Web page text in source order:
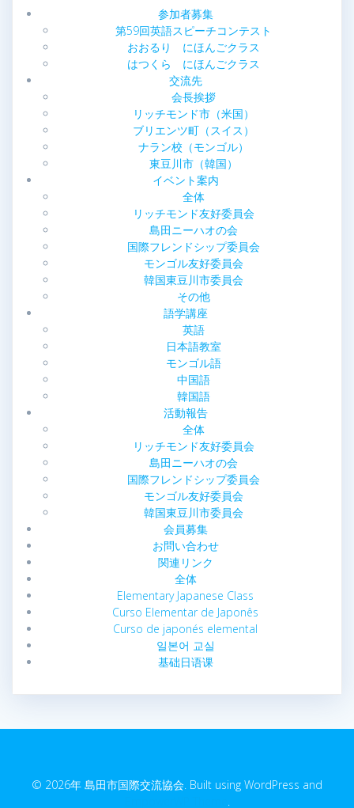
ー
ョ
参加者募集
第59回英語スピーチコンテスト
おおるり にほんごクラス
はつくら にほんごクラス
交流先
会長挨拶
リッチモンド市（米国）
ブリエンツ町（スイス）
ナラン校（モンゴル）
東豆川市（韓国）
イベント案内
全体
リッチモンド友好委員会
島田ニーハオの会
国際フレンドシップ委員会
モンゴル友好委員会
韓国東豆川市委員会
その他
語学講座
英語
日本語教室
モンゴル語
中国語
韓国語
活動報告
全体
リッチモンド友好委員会
島田ニーハオの会
国際フレンドシップ委員会
モンゴル友好委員会
韓国東豆川市委員会
会員募集
お問い合わせ
関連リンク
全体
Elementary Japanese Class
Curso Elementar de Japonês
Curso de japonés elemental
일본어 교실
基础日语课
© 2026年 島田市国際交流協会. Built using WordPress and
.